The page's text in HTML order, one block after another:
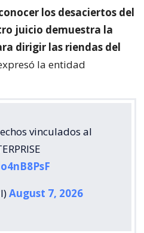
los desaciertos del
juicio demuestra la
dirigir las riendas del
la entidad
vinculados al
August 7, 2026